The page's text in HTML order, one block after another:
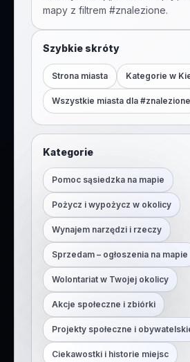
mapy z filtrem #znalezione.
Szybkie skróty
Strona miasta Kategorie w
Wszystkie miasta dla #znalezione
Kategorie
Pomoc sąsiedzka na mapie
Pożycz i wypożycz w okolicy
Wynajem narzędzi i rzeczy
Sprzedam – ogłoszenia na mapie
Wolontariat w Twojej okolicy
Akcje społeczne i zbiórki
Projekty społeczne i
Ciekawostki i historie miejsc